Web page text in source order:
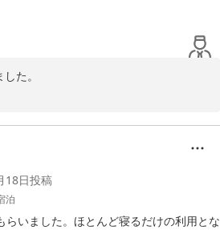
、非常に良かったです。
ウナもあるので、連泊でくつろぐのも良
。また、串本に行くことがあれば利用した
た。
です。夏に向け庭も価値あるものにし
おります。
18日投稿
泊
らいました。ほとんど寝るだけの利用とな